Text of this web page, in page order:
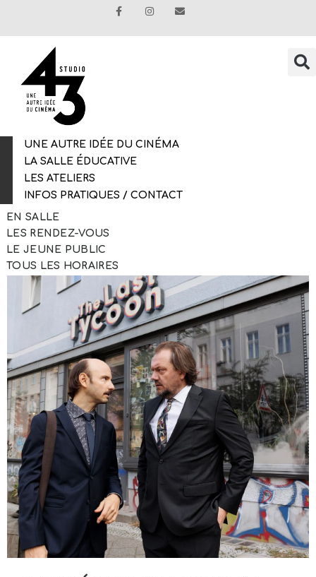
UNE AUTRE IDÉE DU CINÉMA
LA SALLE ÉDUCATIVE
LES ATELIERS
INFOS PRATIQUES / CONTACT
EN SALLE
LES RENDEZ-VOUS
LE JEUNE PUBLIC
TOUS LES HORAIRES